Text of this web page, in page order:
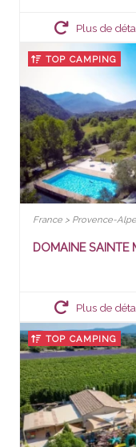
Plus de
TOP CAMPING
France > Provence-
DOMAINE SAINTE
Plus de
TOP CAMPING